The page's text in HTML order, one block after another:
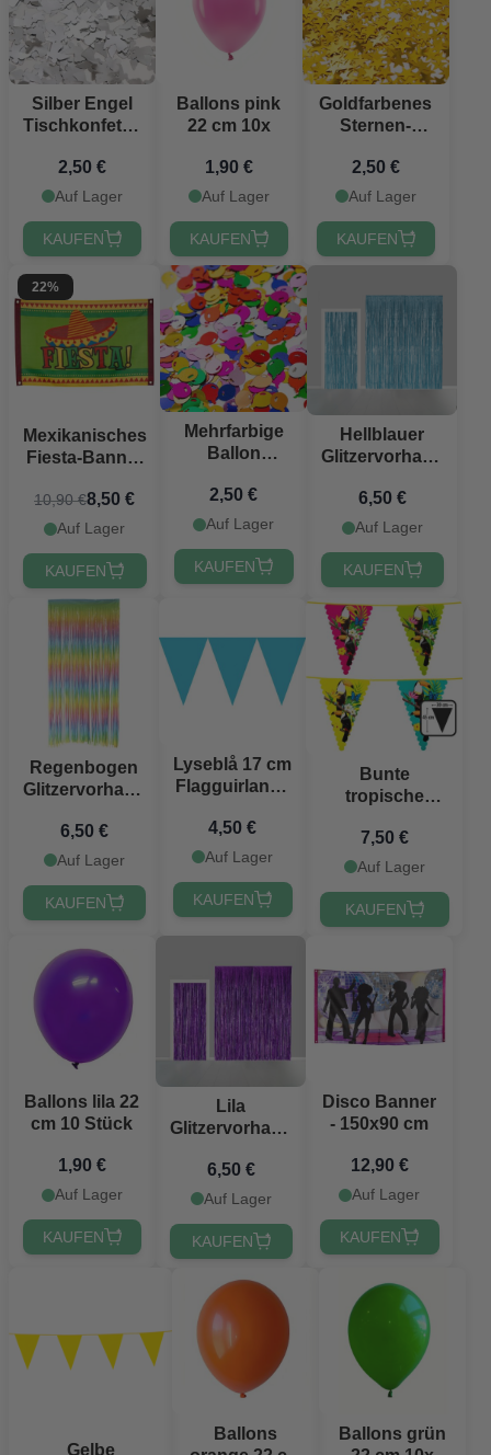
Silber Engel
Tischkonfetti -
2,50 €
Auf Lager
KAUFEN
Ballons pink
22 cm 10x
1,90 €
Auf Lager
KAUFEN
Goldfarbenes
Sternen-
14 g
2,50 €
Auf Lager
KAUFEN
22%
Mexikanisches
Fiesta-Banner
90x60 cm
10,90 €8,50 €
Auf Lager
KAUFEN
Mehrfarbige
Ballon
14 g
2,50 €
Auf Lager
KAUFEN
Hellblauer
Glitzervorhang
6,50 €
Auf Lager
KAUFEN
Regenbogen
Glitzervorhang
6,50 €
Auf Lager
KAUFEN
Lyseblå 17 cm
Flagguirlande
4,50 €
Auf Lager
KAUFEN
Bunte
tropische
Wimpelgirlande
- 6 m
7,50 €
Auf Lager
KAUFEN
Ballons lila 22
cm 10 Stück
1,90 €
Auf Lager
KAUFEN
Lila
Glitzervorhang
6,50 €
Auf Lager
KAUFEN
Disco Banner
- 150x90 cm
12,90 €
Auf Lager
KAUFEN
Gelbe
Ballons
Ballons grün
Jetzt registrieren!